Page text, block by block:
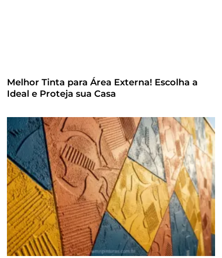
Melhor Tinta para Área Externa! Escolha a
Ideal e Proteja sua Casa